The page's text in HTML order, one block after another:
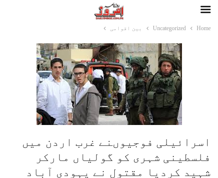
Home
Uncategorized بین اقوامی
اسرائیلی فوجیوںنے غرب اردن میں
فلسطینی شہری کو گولیاں مارکر
شہید کردیا مقتول نے یہودی آباد